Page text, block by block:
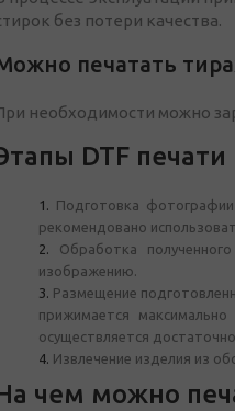
без потери качества.
печатать
необходимости можно
DTF печати
Подготовка
рекомендовано
Обработка
изображению.
Размещение
прижимается
осуществляется
Извлечение изделия из
чем можно